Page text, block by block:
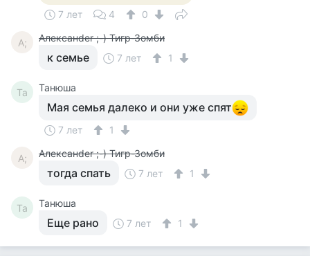
7 лет 4 0
А; Алексанder ;-) Тигр-Зомби
к семье 7 лет 1
Та Танюша
Мая семья далеко и они уже спят
7 лет 1
А; Алексанder ;-) Тигр-Зомби
тогда спать 7 лет 1
Та Танюша
Еще рано 7 лет 1